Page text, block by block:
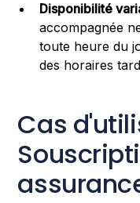
Disponibilité
accompagnée
toute heure du
des horaires
Cas